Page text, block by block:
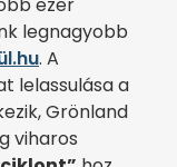
legnagyobb
. A
lelassulása a
Grönland
viharos